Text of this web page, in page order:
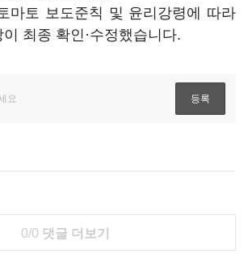
마토 보도준칙 및 윤리강령에 따라
최종 확인·수정했습니다.
0/0 댓글 더보기